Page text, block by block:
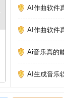
AI作曲软件
AI作曲软件
Ai音乐真的
AI生成音乐